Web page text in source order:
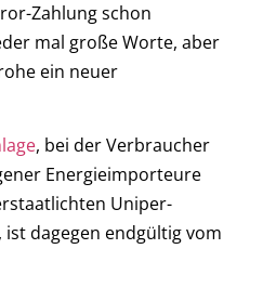
Zahlung schon
mal große Worte, aber
ein neuer
, bei der Verbraucher
Energieimporteure
Uniper-
dagegen endgültig vom